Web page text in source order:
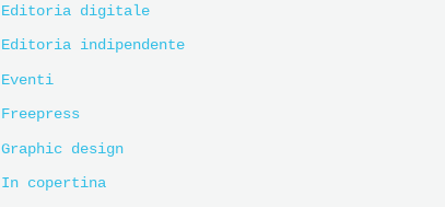
Editoria digitale
Editoria indipendente
Eventi
Freepress
Graphic design
In copertina